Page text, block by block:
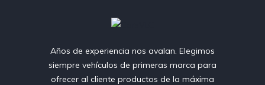
Años de experiencia nos avalan. Elegimos
siempre vehículos de primeras marca para
ofrecer al cliente productos de la máxima